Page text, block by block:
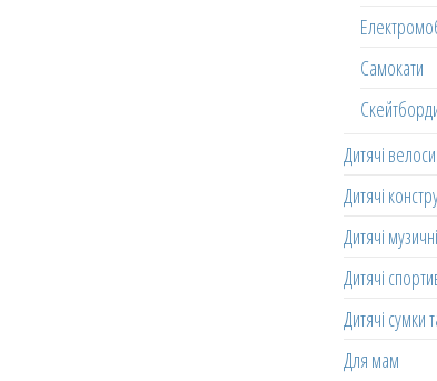
Самокати
Дитячі
Дитячі
Дитячі
Дитячі
Дитячі сумки
Для мам